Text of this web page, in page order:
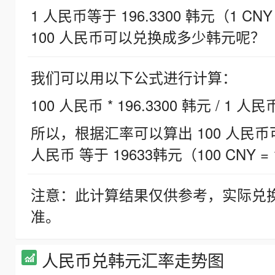
1 人民币等于 196.3300 韩元（1
100 人民币可以兑换成多少韩元呢？
我们可以用以下公式进行计算：
100 人民币 * 196.3300 韩元 / 1 人民
所以，根据汇率可以算出 100 人民
人民币 等于 19633韩元（100 CNY =
注意：此计算结果仅供参考，实际
准。
人民币兑韩元汇率走势图